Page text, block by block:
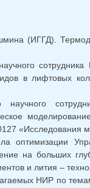
(ИГГД).
в лифтовых
научного
«Исследования
оптимизации
на больших
и лития –
НИР по